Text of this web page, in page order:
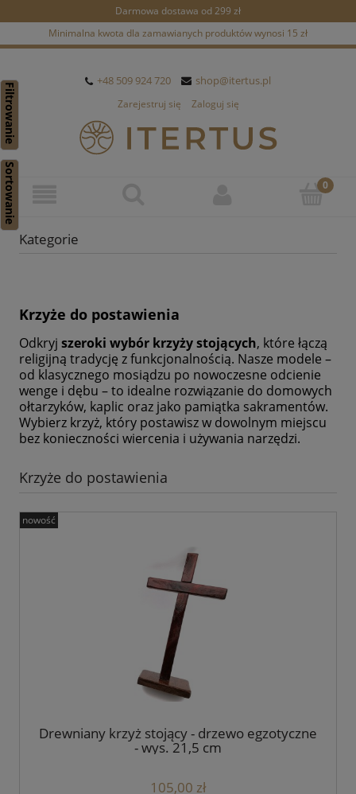
Darmowa dostawa od 299 zł
Minimalna kwota dla zamawianych produktów wynosi 15 zł
+48 509 924 720 shop@itertus.pl
Zarejestruj się Zaloguj się
Kategorie
Krzyże do postawienia
Odkryj szeroki wybór krzyży stojących, które łączą
religijną tradycję z funkcjonalnością. Nasze modele –
od klasycznego mosiądzu po nowoczesne odcienie
wenge i dębu – to idealne rozwiązanie do domowych
ołtarzyków, kaplic oraz jako pamiątka sakramentów.
Wybierz krzyż, który postawisz w dowolnym miejscu
bez konieczności wiercenia i używania narzędzi.
Krzyże do postawienia
Drewniany krzyż stojący - drzewo egzotyczne
- wys. 21,5 cm
105,00 zł
nowość
Filtrowanie
Sortowanie